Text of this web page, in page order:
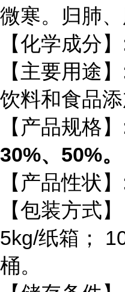
微寒。归肺、
【化学成分
【主要用途
饮料和食品添
【产品规格
30%、50%。
【产品性状
【包装方式
5kg/纸箱；
桶。